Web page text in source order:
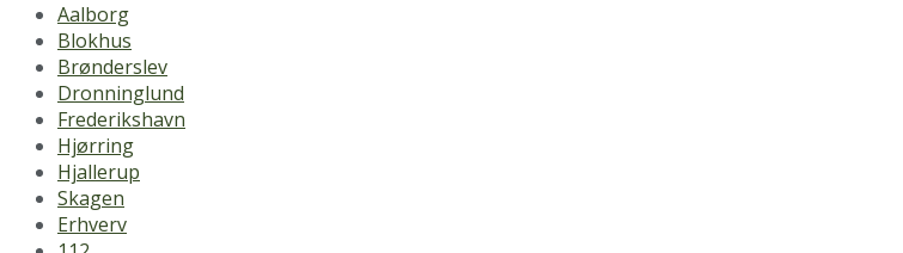
Aalborg
Blokhus
Brønderslev
Dronninglund
Frederikshavn
Hjørring
Hjallerup
Skagen
Erhverv